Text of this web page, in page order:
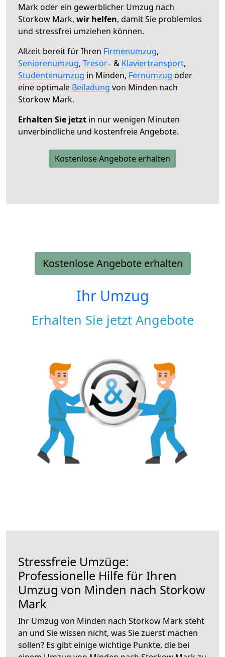
Mark oder ein gewerblicher Umzug nach
Storkow Mark, wir helfen, damit Sie problemlos
und stressfrei umziehen können.
Allzeit bereit für Ihren Firmenumzug,
Seniorenumzug, Tresor– & Klaviertransport,
Studentenumzug in Minden, Fernumzug oder
eine optimale Beiladung von Minden nach
Storkow Mark.
Erhalten Sie jetzt in nur wenigen Minuten
unverbindliche und kostenfreie Angebote.
Kostenlose Angebote erhalten
Kostenlose Angebote erhalten
Ihr Umzug
Erhalten Sie jetzt Angebote
Stressfreie Umzüge:
Professionelle Hilfe für Ihren
Umzug von Minden nach Storkow
Mark
Ihr Umzug von Minden nach Storkow Mark steht
an und Sie wissen nicht, was Sie zuerst machen
sollen? Es gibt einige wichtige Punkte, die bei